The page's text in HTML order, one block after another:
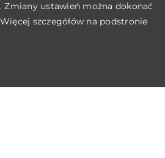
Zmiany ustawień można dokonać
szczegółów na podstronie